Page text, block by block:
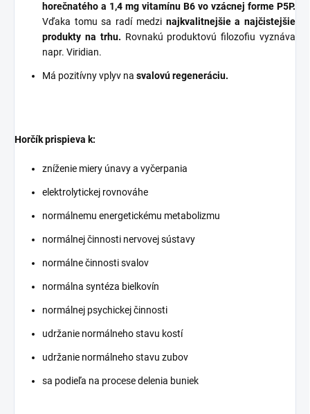
horečnatého a 1,4 mg vitamínu B6 vo vzácnej forme P5P.
Vďaka tomu sa radí medzi najkvalitnejšie a najčistejšie
produkty na trhu. Rovnakú produktovú filozofiu vyznáva
napr. Viridian.
Má pozitívny vplyv na svalovú regeneráciu.
Horčík prispieva k:
zníženie miery únavy a vyčerpania
elektrolytickej rovnováhe
normálnemu energetickému metabolizmu
normálnej činnosti nervovej sústavy
normálne činnosti svalov
normálna syntéza bielkovín
normálnej psychickej činnosti
udržanie normálneho stavu kostí
udržanie normálneho stavu zubov
sa podieľa na procese delenia buniek